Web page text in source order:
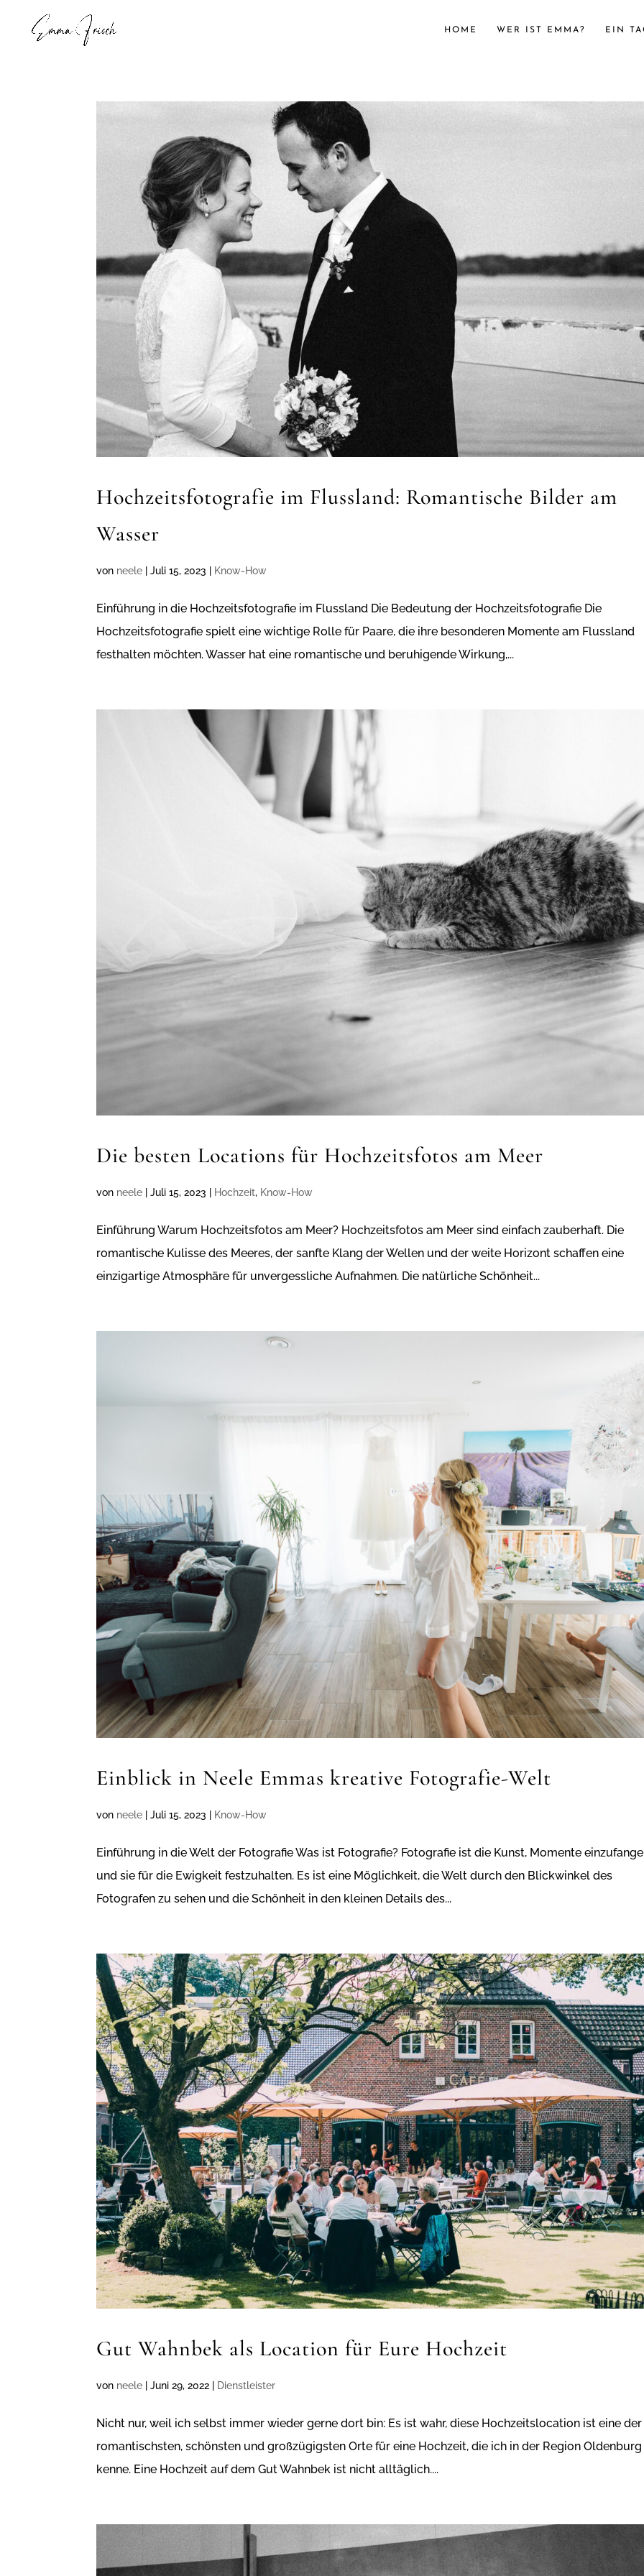
HOME WER IST EMMA? EIN
Hochzeitsfotografie im Flussland: Romantische Bilder am
Wasser
von neele |Juli 15, 2023 Know-How
Einführung in die Hochzeitsfotografie im Flussland Die Bedeutung der Hochzeitsfotografie Die
Hochzeitsfotografie spielt eine wichtige Rolle für Paare, die ihre besonderen Momente am Flussland
festhalten möchten. Wasser hat eine romantische und beruhigende Wirkung,...
Die besten Locations für Hochzeitsfotos am Meer
von neele |Juli 15, 2023 Hochzeit, Know-How
Einführung Warum Hochzeitsfotos am Meer? Hochzeitsfotos am Meer sind einfach zauberhaft. Die
romantische Kulisse des Meeres, der sanfte Klang der Wellen und der weite Horizont schaffen eine
einzigartige Atmosphäre für unvergessliche Aufnahmen. Die natürliche Schönheit...
Einblick in Neele Emmas kreative Fotografie-Welt
von neele |Juli 15, 2023 | Know-How
Einführung in die Welt der Fotografie Was ist Fotografie? Fotografie ist die Kunst, Momente
und sie für die Ewigkeit festzuhalten. Es ist eine Möglichkeit, die Welt durch den Blickwinkel des
Fotografen zu sehen und die Schönheit in den kleinen Details des...
Gut Wahnbek als Location für Eure Hochzeit
von neele |Juni 29, 2022 Dienstleister
Nicht nur, weil ich selbst immer wieder gerne dort bin: Es ist wahr, diese Hochzeitslocation ist eine der
romantischsten, schönsten und großzügigsten Orte für eine Hochzeit, die ich in der Region Oldenburg
kenne. Eine Hochzeit auf dem Gut Wahnbek ist nicht alltäglich....